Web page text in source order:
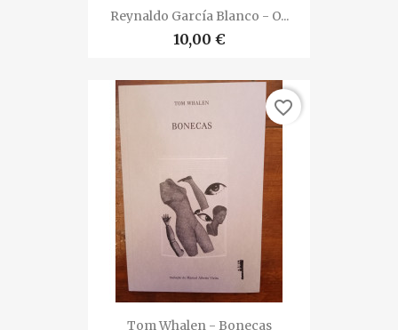
Reynaldo García Blanco - O...
10,00 €
Tom Whalen - Bonecas
favorite_border